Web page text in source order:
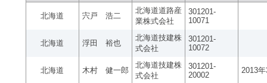
北海道 宍戸 浩二
北海道道路産
業株式会社
301201-
10071
北海道 浮田 裕也
北海道技建株
式会社
301201-
10072
北海道 木村 健一郎
北海道技建株
式会社
301201-
20002
2013